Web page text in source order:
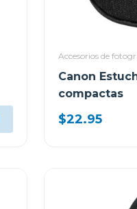
Accesorios de
Canon
compactas
$22.95